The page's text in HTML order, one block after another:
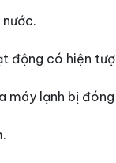
động có hiện
máy lạnh bị